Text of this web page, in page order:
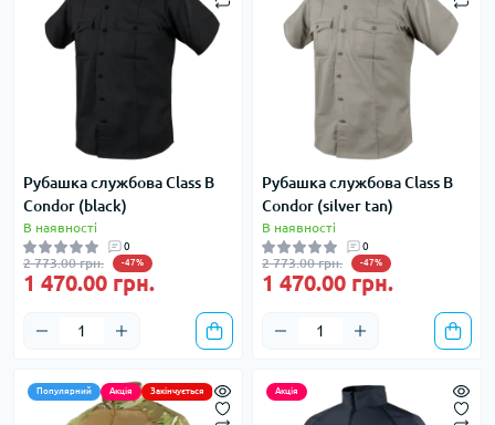
Рубашка службова Class B
Condor (black)
В наявності
0
2 773.00 грн. -47%
1 470.00 грн.
Рубашка службова Class B
Condor (silver tan)
В наявності
0
2 773.00 грн. -47%
1 470.00 грн.
Популярний Акція Закінчується Акція